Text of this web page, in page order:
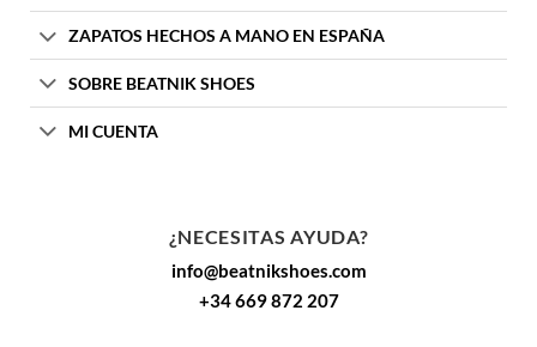
199.99€.189.99€.
ZAPATOS HECHOS A MANO EN ESPAÑA
SOBRE BEATNIK SHOES
MI CUENTA
¿NECESITAS AYUDA?
info@beatnikshoes.com
+34 669 872 207